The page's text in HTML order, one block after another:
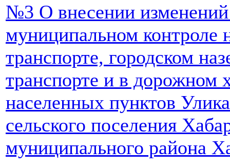
№3 О внесении
муниципальном контроле
транспорте, городском
транспорте и в дорожном
населенных пунктов
сельского поселения
муниципального района